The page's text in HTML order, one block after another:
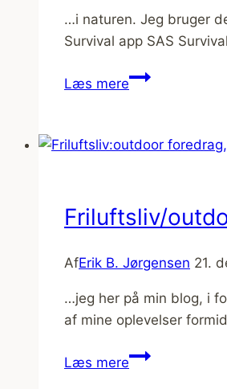
…i naturen. Jeg bruger
Survival app SAS
Læs mereGod
friluftsliv/
råd]
Friluftsliv/
AfErik B. Jørgensen 21.
…jeg her på min blog, i
af mine oplevelser
Læs mereFriluftsliv/